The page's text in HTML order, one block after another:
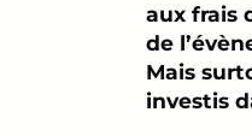
aux frais
de
Mais
investis